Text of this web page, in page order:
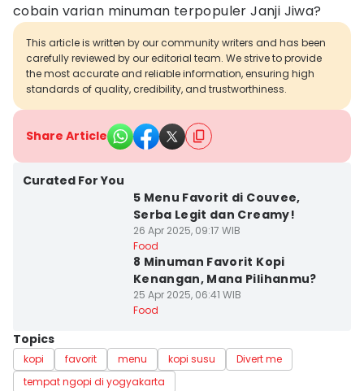
cobain varian minuman terpopuler Janji Jiwa?
This article is written by our community writers and has been
carefully reviewed by our editorial team. We strive to provide
the most accurate and reliable information, ensuring high
standards of quality, credibility, and trustworthiness.
Share Article
Curated For You
5 Menu Favorit di Couvee,
Serba Legit dan Creamy!
26 Apr 2025, 09:17 WIB
Food
8 Minuman Favorit Kopi
Kenangan, Mana Pilihanmu?
25 Apr 2025, 06:41 WIB
Food
Topics
kopi favorit menu kopi susu
Divert me
tempat ngopi di yogyakarta